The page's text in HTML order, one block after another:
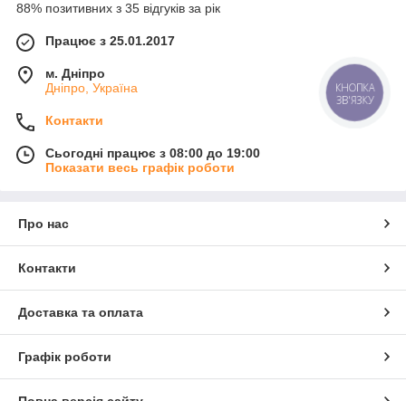
88% позитивних з 35 відгуків за рік
Працює з 25.01.2017
м. Дніпро
Дніпро, Україна
Контакти
Сьогодні працює з 08:00 до 19:00
Показати весь графік роботи
Про нас
Контакти
Доставка та оплата
Графік роботи
КНОПКА
ЗВ'ЯЗКУ